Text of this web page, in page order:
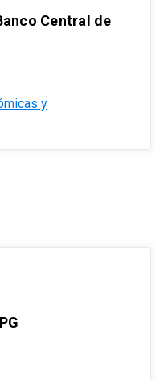
Central de
y